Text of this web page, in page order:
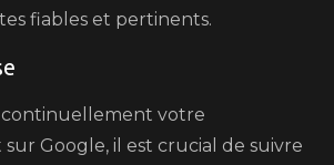
fiables et pertinents.
votre
Google, il est crucial de suivre